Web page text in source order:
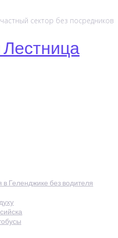
сектор без посредников
Геленджике без водителя